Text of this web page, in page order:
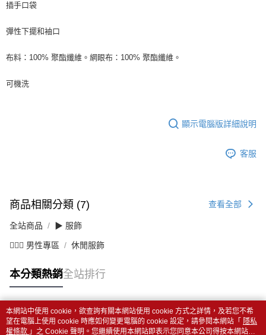
插手口袋
彈性下擺和袖口
布料：100% 聚酯纖維。網眼布：100% 聚酯纖維。
可機洗
顯示電腦版詳細說明
客服
商品相關分類 (7) 查看全部
全站商品 ▶ 服飾
💁🏻‍♂️ 男性專區 休閒服飾
本分類熱銷全站排行
熱門標籤
本網站中使用 cookie，欲查詢有關本網站使用 cookie 方式之詳情，及若您不希
望在電腦上使用 cookie 時應如何變更電腦的 cookie 設定，請參閱本網站「 隱私
權條款 」之 Cookie 聲明。您繼續使用本網站即表示您同意本公司得按本網站使